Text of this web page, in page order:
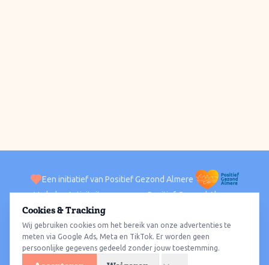
Een initiatief van Positief Gezond Almere
VerhalenActiviteiten Positief Gezond Almere
ACTIVITEITEN PER WIJK
Alle wijkenAlmere HavenAlmere StadAlmere BuitenAlmere Poort
Almere HoutAlmere OosterwoldWat te doen
Cookies & Tracking
Wij gebruiken cookies om het bereik van onze advertenties te
meten via Google Ads, Meta en TikTok. Er worden geen
persoonlijke gegevens gedeeld zonder jouw toestemming.